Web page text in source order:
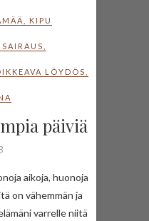
KIPU
LÖYDÖS
päiviä
aikoja, huonoja
on vähemmän ja
varrelle niitä